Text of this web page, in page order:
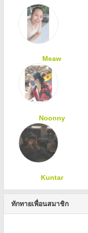
Meaw
Noonny
Kuntar
ทักทายเพื่อนสมาชิก